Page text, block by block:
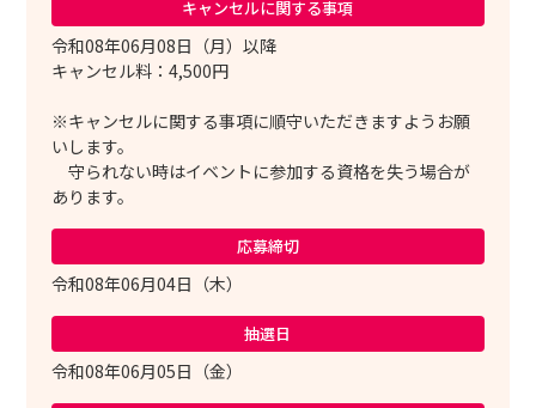
キャンセルに関する事項
令和08年06月08日（月）以降
キャンセル料：4,500円
※キャンセルに関する事項に順守いただきますようお願
いします。
守られない時はイベントに参加する資格を失う場合が
あります。
応募締切
令和08年06月04日（木）
抽選日
令和08年06月05日（金）